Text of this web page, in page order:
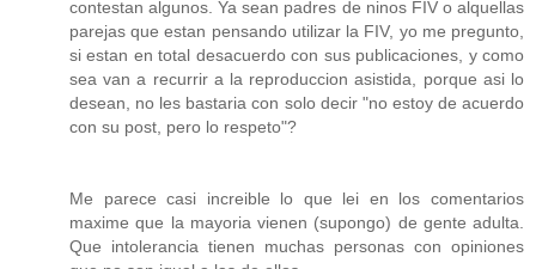
contestan algunos. Ya sean padres de ninos FIV o alquellas
parejas que estan pensando utilizar la FIV, yo me pregunto,
si estan en total desacuerdo con sus publicaciones, y como
sea van a recurrir a la reproduccion asistida, porque asi lo
desean, no les bastaria con solo decir "no estoy de acuerdo
con su post, pero lo respeto"?
Me parece casi increible lo que lei en los comentarios
maxime que la mayoria vienen (supongo) de gente adulta.
Que intolerancia tienen muchas personas con opiniones